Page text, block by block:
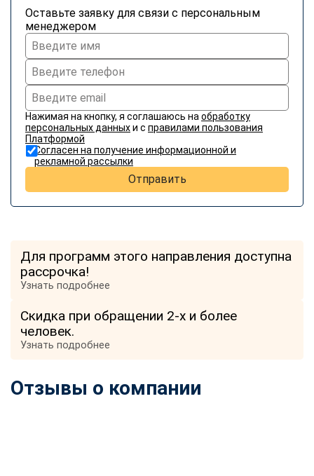
Оставьте заявку для связи с персональным
менеджером
Нажимая на кнопку, я соглашаюсь на обработку
персональных данныхи с правилами пользования
Платформой
Согласен на получение информационной и
рекламной рассылки
Отправить
Для программ этого направления доступна
рассрочка!
Узнать подробнее
Скидка при обращении 2-х и более
человек.
Узнать подробнее
Отзывы о компании